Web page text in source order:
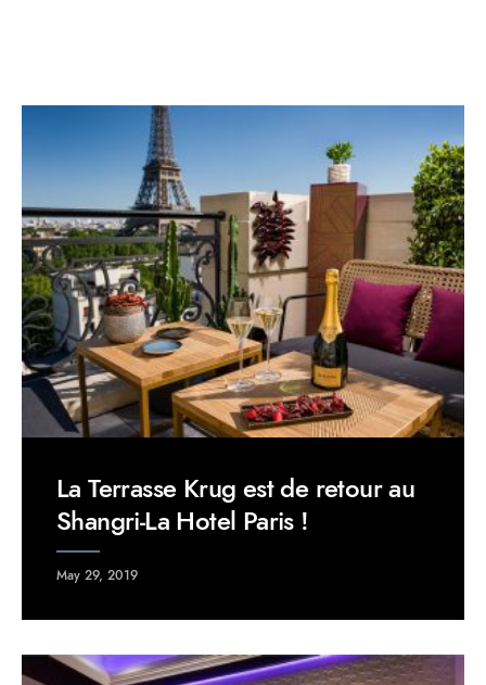
La Terrasse Krug est de retour au
Shangri-La Hotel Paris !
May 29, 2019